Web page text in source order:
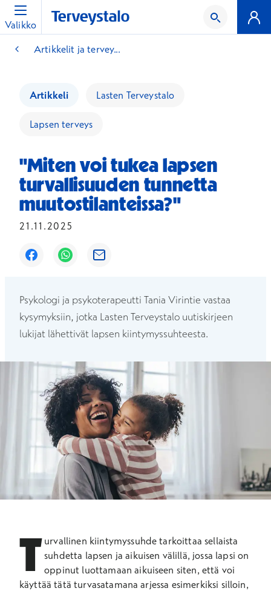
Valikko
Artikkelit ja tervey...
Artikkeli Lasten Terveystalo
Lapsen terveys
"Miten voi tukea lapsen
turvallisuuden tunnetta
muutostilanteissa?"
21.11.2025
Avautuu uuteen ikkunaan
Avautuu uuteen ikkunaan
Avautuu uuteen ikkunaan
Psykologi ja psykoterapeutti Tania Virintie vastaa
kysymyksiin, jotka Lasten Terveystalo uutiskirjeen
lukijat lähettivät lapsen kiintymyssuhteesta.
T urvallinen kiintymyssuhde tarkoittaa sellaista
suhdetta lapsen ja aikuisen välillä, jossa lapsi on
oppinut luottamaan aikuiseen siten, että voi
käyttää tätä turvasatamana arjessa esimerkiksi silloin,